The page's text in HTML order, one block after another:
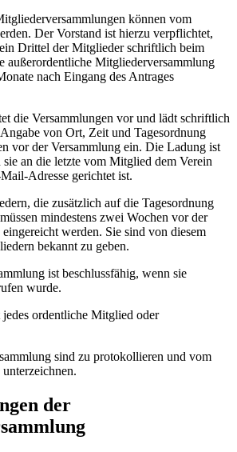
können vom
Der Vorstand ist hierzu verpflichtet,
Drittel der Mitglieder schriftlich beim
außerordentliche Mitgliederversammlung
nach Eingang des Antrages
die Versammlungen vor und lädt schriftlich
von Ort, Zeit und Tagesordnung
vor der Versammlung ein. Die Ladung ist
an die letzte vom Mitglied dem Verein
Adresse gerichtet ist.
die zusätzlich auf die Tagesordnung
mindestens zwei Wochen vor der
werden. Sie sind von diesem
bekannt zu geben.
ist beschlussfähig, wenn sie
wurde.
ordentliche Mitglied oder
sind zu protokollieren und vom
der